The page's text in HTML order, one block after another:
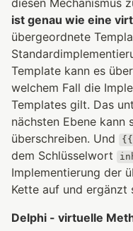
diesen Mechanismus
ist genau wie eine
übergeordnete
Template kann es
welchem Fall die
Templates gilt. Das
nächsten Ebene kann
überschreiben. Und
dem Schlüsselwort
Implementierung der
Kette auf und ergänzt
Delphi - virtuelle